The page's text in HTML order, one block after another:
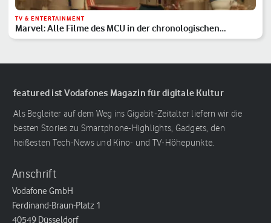
TV & ENTERTAINMENT
Marvel: Alle Filme des MCU in der chronologischen
Reihenfolge
featured ist Vodafones Magazin für digitale Kultur
Als Begleiter auf dem Weg ins Gigabit-Zeitalter liefern wir die
besten Stories zu Smartphone-Highlights, Gadgets, den
heißesten Tech-News und Kino- und TV-Höhepunkte.
Anschrift
Vodafone GmbH
Ferdinand-Braun-Platz 1
40549 Düsseldorf